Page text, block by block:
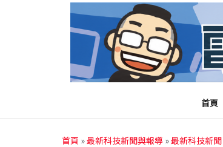
首頁
首頁 »最新科技新聞與報導 »最新科技新聞